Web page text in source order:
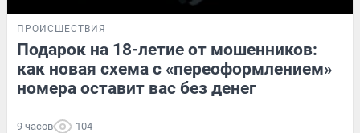
ПРОИСШЕСТВИЯ
Подарок на 18-летие от мошенников:
как новая схема с «переоформлением»
номера оставит вас без денег
9 часов 104